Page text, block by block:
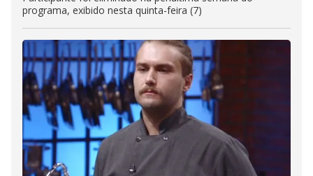
programa, exibido nesta quinta-feira (7)